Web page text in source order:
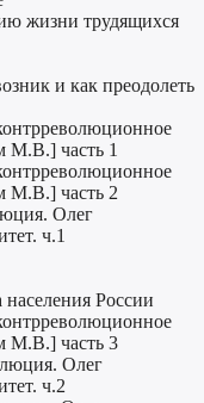
жизни трудящихся
и как преодолеть
М.В.] часть 1
М.В.] часть 2
Олег
ч.1
России
М.В.] часть 3
Олег
ч.2